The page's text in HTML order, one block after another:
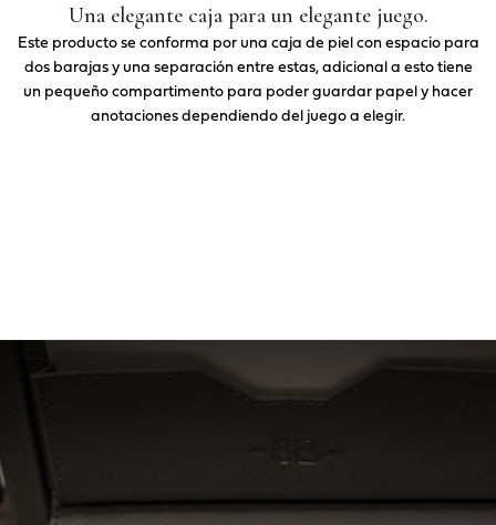
Una elegante caja para un elegante juego.
Este producto se conforma por una caja de piel con espacio para
dos barajas y una separación entre estas, adicional a esto tiene
un pequeño compartimento para poder guardar papel y hacer
anotaciones dependiendo del juego a elegir.